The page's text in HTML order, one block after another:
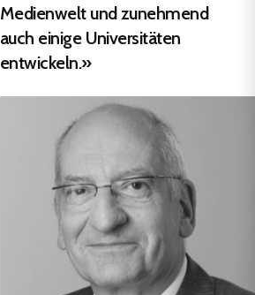
Medienwelt und zunehmend
auch einige Universitäten
entwickeln.»